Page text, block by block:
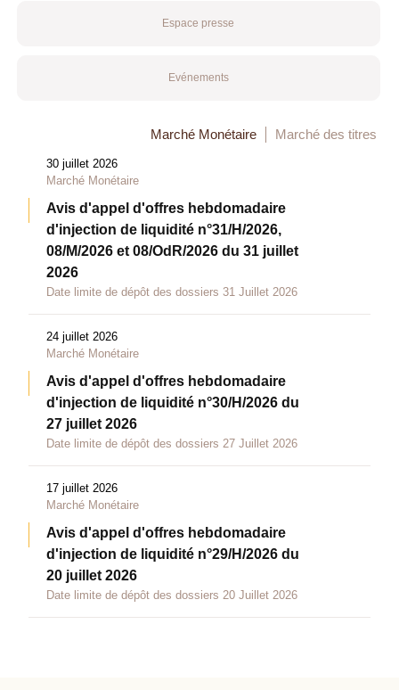
Espace presse
Evénements
Marché Monétaire Marché des titres
30 juillet 2026
Marché Monétaire
Avis d'appel d'offres hebdomadaire
d'injection de liquidité n°31/H/2026,
08/M/2026 et 08/OdR/2026 du 31 juillet
2026
Date limite de dépôt des dossiers 31 Juillet 2026
24 juillet 2026
Marché Monétaire
Avis d'appel d'offres hebdomadaire
d'injection de liquidité n°30/H/2026 du
27 juillet 2026
Date limite de dépôt des dossiers 27 Juillet 2026
17 juillet 2026
Marché Monétaire
Avis d'appel d'offres hebdomadaire
d'injection de liquidité n°29/H/2026 du
20 juillet 2026
Date limite de dépôt des dossiers 20 Juillet 2026